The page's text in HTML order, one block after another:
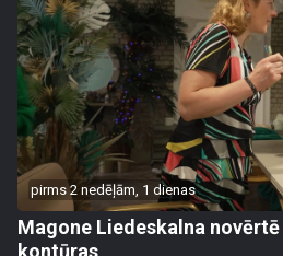
pirms 2 nedēļām, 1 dienas
Magone Liedeskalna
kontūras